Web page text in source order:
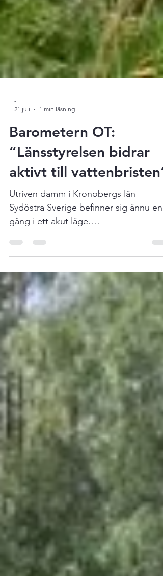
-
21 juli
1 min läsning
Barometern OT:
”Länsstyrelsen bidrar
aktivt till vattenbristen”
Utriven damm i Kronobergs län
gång i ett akut läge.
Grundvattenkartorna lyser illrött,
lantbrukare kämpar och
klimatförändringarna gör vattenbristen
till en permanent realitet. ”Detta är ett
utslag av den klappjakt på vattenkraft, i
synnerhet den småskaliga, som
miljöaktivister på olika myndigheter
tillåts bedriva”, skriver Magnus
Edvinsson, Gunder Holm och Thomas
Sandberg i sin replik om vattenbristen.
Läs deras artikel här!